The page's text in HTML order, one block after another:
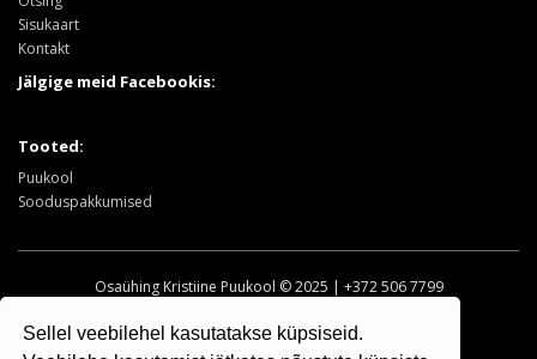
Sellel veebilehel kasutatakse küpsiseid.
Sisukaart
Kontakt
Jälgige meid Facebookis:
Tooted:
Puukool
Sooduspakkumised
Osaühing Kristiine Puukool © 2025 | +372 506 7799